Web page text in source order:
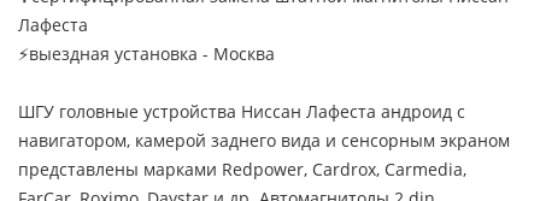
Лафеста
⚡выездная установка - Москва
ШГУ головные устройства Ниссан Лафеста андроид с
навигатором, камерой заднего вида и сенсорным экраном
представлены марками Redpower, Cardrox, Carmedia,